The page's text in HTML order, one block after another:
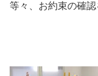
等々、お約束の確